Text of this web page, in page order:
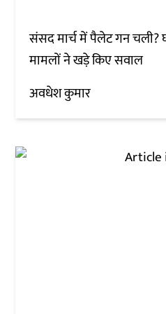
संसद मार्च में पैलेट गन चली?
मामलों ने खड़े किए सवाल
अवधेश कुमार